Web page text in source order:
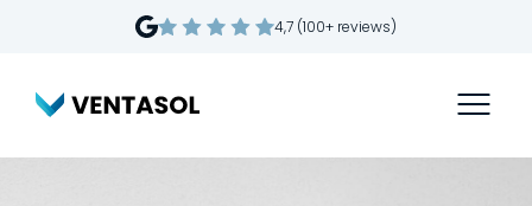
4,7 (100+ reviews)